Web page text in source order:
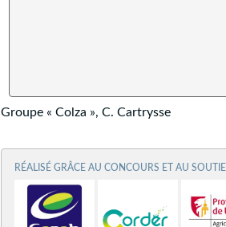
Groupe « Colza », C. Cartrysse
RÉALISÉ GRÂCE AU CONCOURS ET AU